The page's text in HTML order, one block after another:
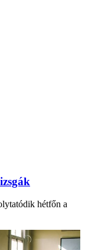
hétfőn a